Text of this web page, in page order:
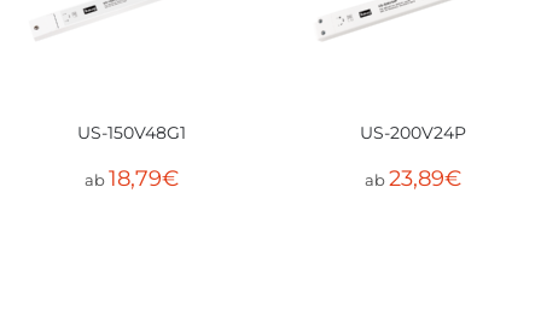
US-150V48G1
ab18,79€
US-200V24P
ab23,89€